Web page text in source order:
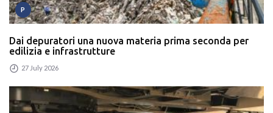
P
Dai depuratori una nuova materia prima seconda per
edilizia e infrastrutture
27 July 2026